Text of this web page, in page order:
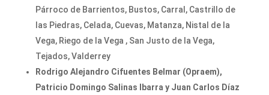
Párroco de Barrientos, Bustos, Carral, Castrillo de
las Piedras, Celada, Cuevas, Matanza, Nistal de la
Vega, Riego de la Vega , San Justo de la Vega,
Tejados, Valderrey
Rodrigo Alejandro Cifuentes Belmar (Opraem),
Patricio Domingo Salinas Ibarra y Juan Carlos Díaz